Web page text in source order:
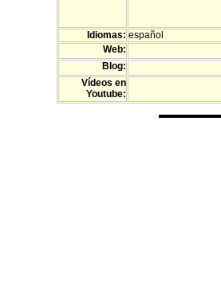
Idiomas: español
Web:
Blog:
Vídeos en
Youtube: